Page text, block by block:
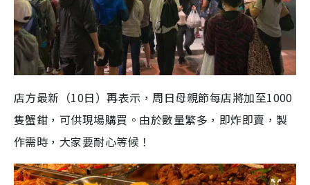
店方最新（10日）再表示，周日母親節每店將加至1000
隻蟹鉗，可供現場購買。由於數量繁多，即炸即賣，製
作需時，大家要耐心等候！